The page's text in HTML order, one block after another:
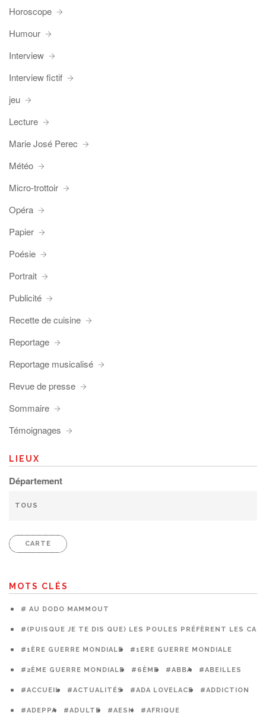
Horoscope
Humour
Interview
Interview fictif
jeu
Lecture
Marie José Perec
Météo
Micro-trottoir
Opéra
Papier
Poésie
Portrait
Publicité
Recette de cuisine
Reportage
Reportage musicalisé
Revue de presse
Sommaire
Témoignages
LIEUX
Département
CARTE
MOTS CLÉS
# AU DODO MAMMOUT
#(PUISQUE JE TE DIS QUE) LES POULES PRÉFÈRENT LES
#1ÈRE GUERRE MONDIALE #1ERE GUERRE MONDIALE
#2ÈME GUERRE MONDIALE #6ÈME #ABBA #ABEILLES
#ACCUEIL #ACTUALITÉS #ADA LOVELACE #ADDICTION
#ADEPPA #ADULTE #AESH #AFRIQUE